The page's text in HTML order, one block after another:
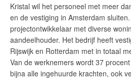
Kristal wil het personeel met meer
en de vestiging in Amsterdam
projectontwikkelaar met diverse
aandeelhouder. Het bedrijf heeft
Rijswijk en Rotterdam met in totaal
Van de werknemers wordt 37
bijna alle ingehuurde krachten, ook